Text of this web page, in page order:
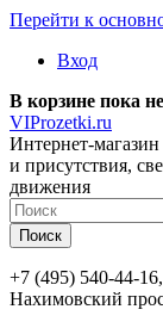
Перейти к
Вход
В корзине пока
VIProzetki.ru
Интернет-
и присутствия,
движения
+7 (495) 540-44-16,
Нахимовский